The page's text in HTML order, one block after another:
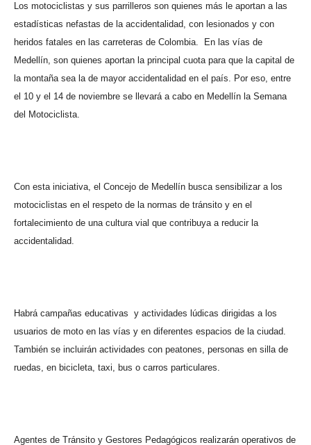
Los motociclistas y sus parrilleros son quienes más le aportan a las
estadísticas nefastas de la accidentalidad, con lesionados y con
heridos fatales en las carreteras de Colombia.
En las vías de
Medellín, son quienes aportan la principal cuota para que la capital de
la montaña sea la de mayor accidentalidad en el país. Por eso, entre
el 10 y el 14 de noviembre se llevará a cabo en Medellín la Semana
del Motociclista.
Con esta iniciativa, el Concejo de Medellín busca sensibilizar a los
motociclistas en el respeto de la normas de tránsito y en el
fortalecimiento de una cultura vial que contribuya a reducir la
accidentalidad.
Habrá campañas educativas y actividades lúdicas dirigidas a los
usuarios de moto en las vías y en diferentes espacios de la ciudad.
También se incluirán actividades con peatones, personas en silla de
ruedas, en bicicleta, taxi, bus o carros particulares.
Agentes de Tránsito y Gestores Pedagógicos realizarán operativos de